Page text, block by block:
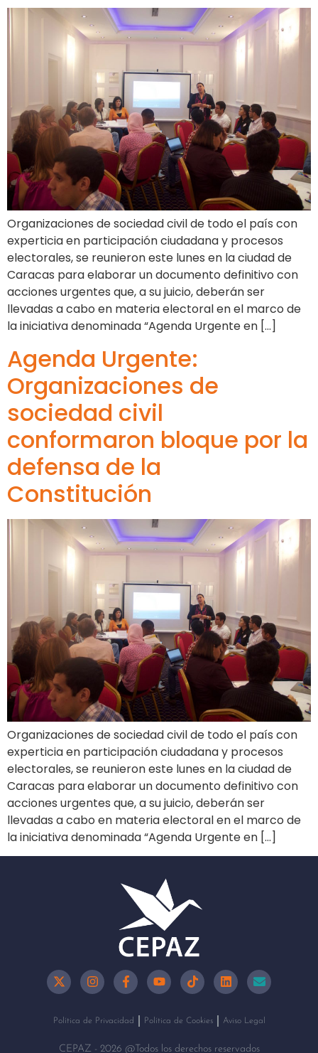
Organizaciones de sociedad civil de todo el país con
experticia en participación ciudadana y procesos
electorales, se reunieron este lunes en la ciudad de
Caracas para elaborar un documento definitivo con
acciones urgentes que, a su juicio, deberán ser
llevadas a cabo en materia electoral en el marco de
la iniciativa denominada “Agenda Urgente en […]
Agenda Urgente:
Organizaciones de
sociedad civil
conformaron bloque por la
defensa de la
Constitución
Organizaciones de sociedad civil de todo el país con
experticia en participación ciudadana y procesos
electorales, se reunieron este lunes en la ciudad de
Caracas para elaborar un documento definitivo con
acciones urgentes que, a su juicio, deberán ser
llevadas a cabo en materia electoral en el marco de
la iniciativa denominada “Agenda Urgente en […]
Política de Privacidad Política de Cookies Aviso Legal
CEPAZ - 2026 @Todos los derechos reservados